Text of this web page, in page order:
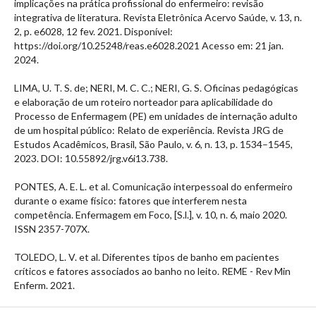
implicações na prática profissional do enfermeiro: revisão
integrativa de literatura. Revista Eletrônica Acervo Saúde, v. 13, n.
2, p. e6028, 12 fev. 2021. Disponível:
https://doi.org/10.25248/reas.e6028.2021 Acesso em: 21 jan.
2024.
LIMA, U. T. S. de; NERI, M. C. C.; NERI, G. S. Oficinas pedagógicas
e elaboração de um roteiro norteador para aplicabilidade do
Processo de Enfermagem (PE) em unidades de internação adulto
de um hospital público: Relato de experiência. Revista JRG de
Estudos Acadêmicos, Brasil, São Paulo, v. 6, n. 13, p. 1534–1545,
2023. DOI: 10.55892/jrg.v6i13.738.
PONTES, A. E. L. et al. Comunicação interpessoal do enfermeiro
durante o exame físico: fatores que interferem nesta
competência. Enfermagem em Foco, [S.l.], v. 10, n. 6, maio 2020.
ISSN 2357-707X.
TOLEDO, L. V. et al. Diferentes tipos de banho em pacientes
críticos e fatores associados ao banho no leito. REME - Rev Min
Enferm. 2021.